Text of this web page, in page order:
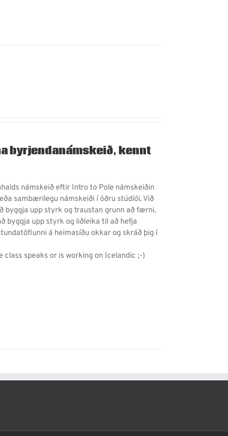
byrjendanámskeið, kennt
námskeið eftir Intro to Pole námskeiðin
sambærilegu námskeiði í öðru stúdíói. Við
byggja upp styrk og traustan grunn að færni.
byggja upp styrk og liðleika til að hefja
á heimasíðu okkar og skráð þig í
class speaks or is working on Icelandic ;-)